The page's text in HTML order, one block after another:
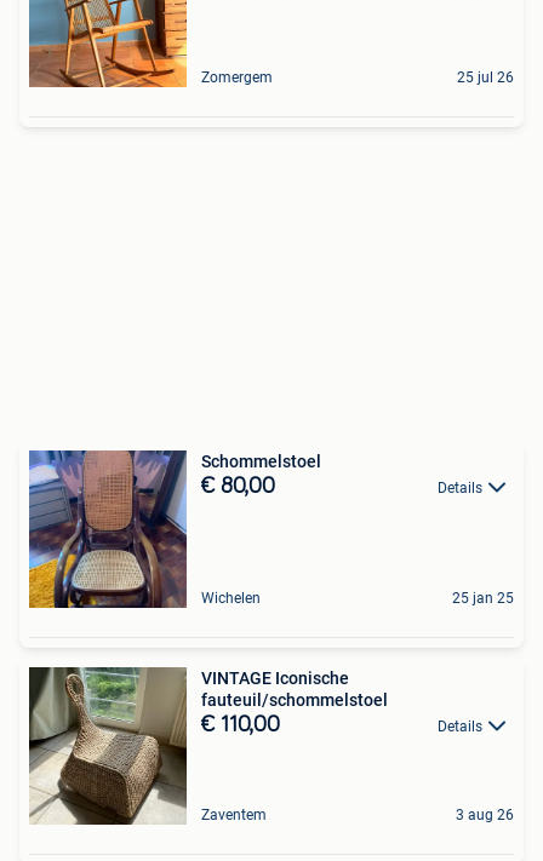
Zomergem 25 jul 26
Schommelstoel
€ 80,00 Details
Wichelen 25 jan 25
VINTAGE Iconische
fauteuil/schommelstoel
€ 110,00 Details
Zaventem 3 aug 26